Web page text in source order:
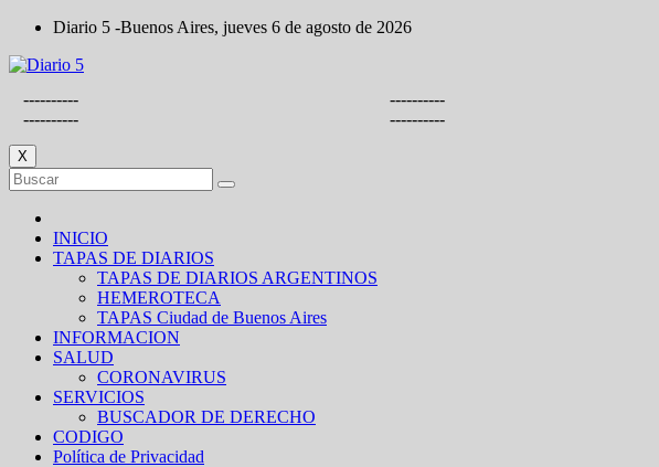
Saltar
contenido
Diario 5 -Buenos Aires, jueves 6 de agosto de 2026
----------
----------
----------
----------
X
INICIO
TAPAS DE DIARIOS
TAPAS DE DIARIOS ARGENTINOS
HEMEROTECA
TAPAS Ciudad de Buenos Aires
INFORMACION
SALUD
CORONAVIRUS
SERVICIOS
BUSCADOR DE DERECHO
CODIGO
Política de Privacidad